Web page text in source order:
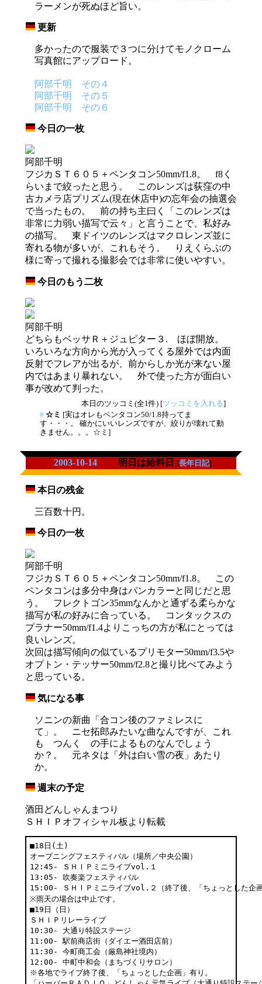
ラーメンが死ぬほど旨い。
更新
多かったので服装で３つに分けてモノクローム
写真館にアップロード。
阿部千明 その４
阿部千明 その５
阿部千明 その６
今日の一枚
阿部千明
フジカＳＴ６０５＋ペンタコン50mm/f1.8。 f8く
らいまで絞ったと思う。 このレンズは荻窪の中
古カメラ店プリズム(現在休店中)の忘年会の抽選会
で当ったもの。 前の持ち主曰く「このレンズは
非常に力弱い描写で云々」と言うことで、私好み
の描写。 東ドイツのレンズはマクロレンズ並に
寄れる物が多いが、これもそう。 りえくらぶの
様に寄って撮れる撮影会では非常に使いやすい。
今日のもう二枚
阿部千明
どちらもベッサＲ＋ジュピター３. ほぼ開放。
いろいろな方向から光が入ってくる屋外では内面
反射でフレアが出るが、前からしか光が来ない屋
内ではあまり暴れない。 外で使った方が面白い
事が改めて判った。
本日のツッコミ(全1件) [ツッコミを入れる]
# ☆ミ [実はオレもペンタコン50/1.8持ってま
す・・・。 確かにいいレンズですが、絞りが壊れて動
きません。。。☆ミ]
2003-10-14 明日は給料日 [長年日記]
本日の残金
三百数十円。
今日の一枚
阿部千明
フジカＳＴ６０５＋ペンタコン50mm/f1.8。 この
ペンタコンは多分中身はパンカラーと同じだと思
う。 フレクトゴン35mmなんかと通ずる柔らかな
描写が私の好みに合っている。 コンタックスの
プラナー50mm/f1.4よりこっちの方が私にとっては
良いレンズ。
次回は描写傾向の似ているプリモター50mm/f3.5や
オプトン・テッサー50mm/f2.8と撮り比べてみよう
と思っている。
気になる事
ソニンの新曲「合コン後のファミレスに
て」。 ニセ拓郎みたいな曲なんですが、これ
も つんく の手によるものなんでしょう
か？。 元ネタは「外は白い雪の夜」あたり
か。
週末の予定
酒田どんしゃんまつり
ＳＨＩＰオフィシャル板より転載
■18日(土)
オープニングフェスティバル（場所／中央公園）
12:45- ＳＨＩＰミニライブvol.１
13:05- 吹奏楽フェスティバル
15:00- ＳＨＩＰミニライブvol.２（終了後、「ちょっとした企
※雨天の場合は中止です。
■19日（日）
ＳＨＩＰリレーライブ
10:30- 大通り特設ステージ
11:00- 駅前商店街（ダイエー酒田店前）
11:30- 今町商工会（厳島神社境内）
12:00- 中町中和会（まちづくりサロン）
※各地でライブ終了後、「ちょっとした企画」有り。